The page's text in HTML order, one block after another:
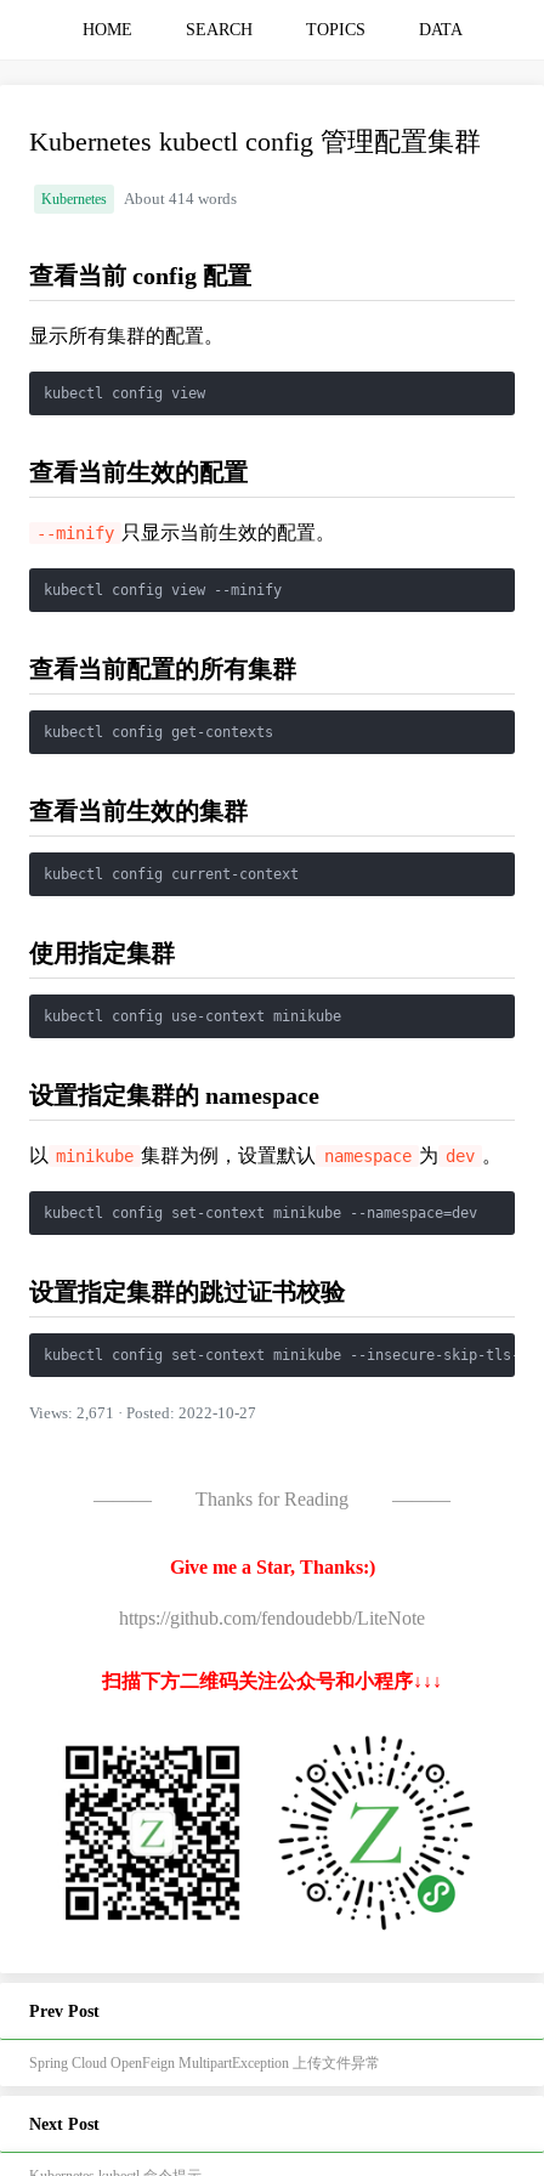
HOME SEARCH TOPICS DATA
Kubernetes kubectl config 管理配置集群
Kubernetes About 414 words
查看当前 config 配置
显示所有集群的配置。
kubectl config view
查看当前生效的配置
--minify 只显示当前生效的配置。
kubectl config view --minify
查看当前配置的所有集群
kubectl config get-contexts
查看当前生效的集群
kubectl config current-context
使用指定集群
kubectl config use-context minikube
设置指定集群的 namespace
以 minikube 集群为例，设置默认 namespace 为 dev 。
kubectl config set-context minikube --namespace=dev
设置指定集群的跳过证书校验
kubectl config set-context minikube --insecure-skip-tls-
Views: 2,671 · Posted: 2022-10-27
——— Thanks for Reading ———
Give me a Star, Thanks:)
https://github.com/fendoudebb/LiteNote
扫描下方二维码关注公众号和小程序↓↓↓
Prev Post
Spring Cloud OpenFeign MultipartException 上传文件异常
Next Post